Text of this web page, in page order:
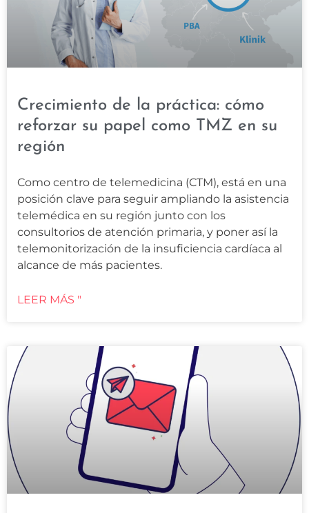
Crecimiento de la práctica: cómo
reforzar su papel como TMZ en su
región
Como centro de telemedicina (CTM), está en una
posición clave para seguir ampliando la asistencia
telemédica en su región junto con los
consultorios de atención primaria, y poner así la
telemonitorización de la insuficiencia cardíaca al
alcance de más pacientes.
LEER MÁS "